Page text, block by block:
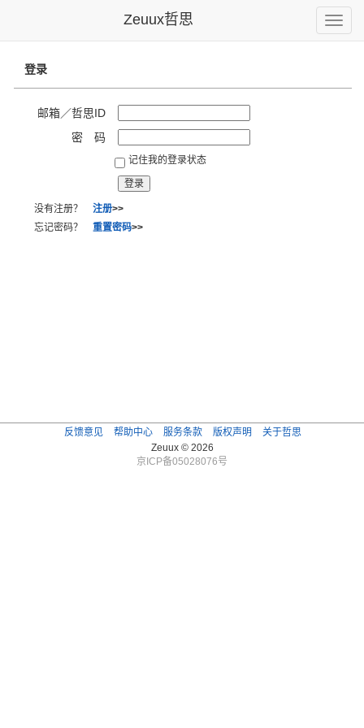
Toggle
Zeuux哲思
登录
邮箱／哲思ID
密 码
记住我的登录状态
没有注册？ 注册>>
忘记密码？ 重置密码>>
反馈意见 帮助中心 服务条款 版权声明
关于哲思
Zeuux © 2026
京ICP备05028076号